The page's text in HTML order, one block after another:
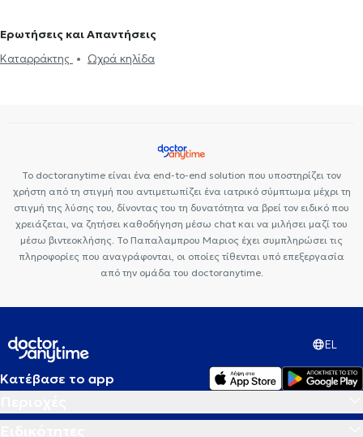
Ερωτήσεις και Απαντήσεις
Καταρράκτης
Ωχρά κηλίδα
Το doctoranytime είναι ένα end-to-end solution που υποστηρίζει τον
χρήστη από τη στιγμή που αντιμετωπίζει ένα ιατρικό σύμπτωμα μέχρι τη
στιγμή της λύσης του, δίνοντας του τη δυνατότητα να βρεί τον ειδικό που
χρειάζεται, να ζητήσει καθοδήγηση μέσω chat και να μιλήσει μαζί του
μέσω βιντεοκλήσης. Το Παπαλαμπρου Μαριος έχει συμπληρώσει τις
πληροφορίες που αναγράφονται, οι οποίες τίθενται υπό επεξεργασία
από την ομάδα του doctoranytime.
EL
Κατέβασε το app